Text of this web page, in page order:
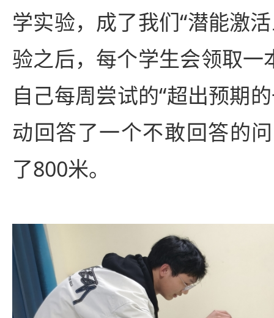
学实验，成了我们“潜能激
验之后，每个学生会领取一
自己每周尝试的“超出预期
动回答了一个不敢回答的
了800米。